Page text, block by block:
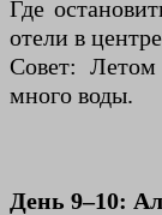
Где
отели в
Совет:
много воды.
День 9–10: